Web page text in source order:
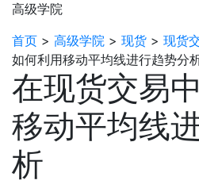
高级学院
首页 > 高级学院 > 现货 > 现货
如何利用移动平均线进行趋势分
在现货交易
移动平均线
析